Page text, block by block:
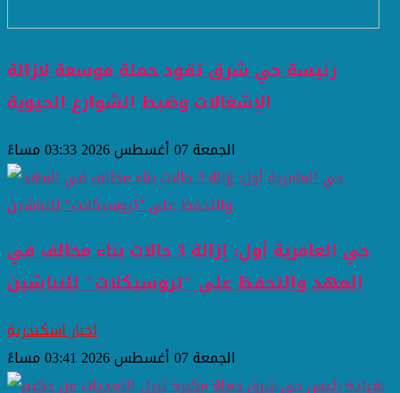
رئيسة حي شرق تقود حملة موسعة لإزالة
الإشغالات وضبط الشوارع الحيوية
الجمعة 07 أغسطس 2026 03:33 مساءً
حي العامرية أول: إزالة 3 حالات بناء مخالف في
المهد والتحفظ على "تروسيكلات" للنباشين
اخبار اسكندرية
الجمعة 07 أغسطس 2026 03:41 مساءً